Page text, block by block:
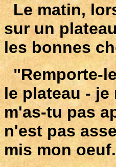
Le matin,
sur un
les bonnes
"Remporte-
le plateau -
m'as-tu pas
n'est pas
mis mon